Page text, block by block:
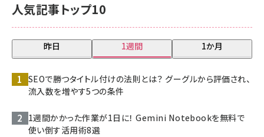
人気記事トップ10
昨日 1週間 1か月
SEOで勝つタイトル付けの法則とは？ グーグルから評価され、
流入数を増やす5つの条件
1週間かかった作業が1日に！ Gemini Notebookを無料で
使い倒す活用術8選